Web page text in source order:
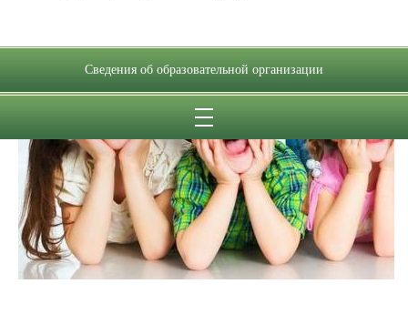
Сведения об образовательной организации